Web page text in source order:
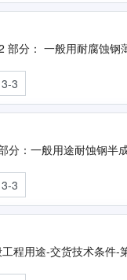
部分： 一般用耐腐蚀钢
3
分：一般用途耐蚀钢半
3
程用途-交货技术条件-